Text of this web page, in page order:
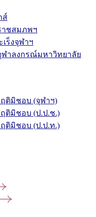
ส์
ชสมภพฯ
ร็งจุฬาฯ
ฬาลงกรณ์มหาวิทยาลัย
ติมิชอบ (จุฬาฯ)
ติมิชอบ (ป.ป.ช.)
ติมิชอบ (ป.ป.ท.)